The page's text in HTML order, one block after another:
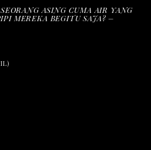
ASING CUMA AIR YANG
MEREKA BEGITU SAJA? –